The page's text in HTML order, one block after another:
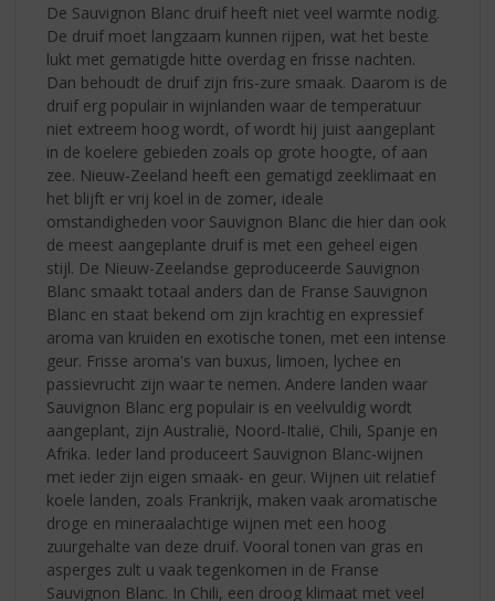
De Sauvignon Blanc druif heeft niet veel warmte nodig.
De druif moet langzaam kunnen rijpen, wat het beste
lukt met gematigde hitte overdag en frisse nachten.
Dan behoudt de druif zijn fris-zure smaak. Daarom is de
druif erg populair in wijnlanden waar de temperatuur
niet extreem hoog wordt, of wordt hij juist aangeplant
in de koelere gebieden zoals op grote hoogte, of aan
zee. Nieuw-Zeeland heeft een gematigd zeeklimaat en
het blijft er vrij koel in de zomer, ideale
omstandigheden voor Sauvignon Blanc die hier dan ook
de meest aangeplante druif is met een geheel eigen
stijl. De Nieuw-Zeelandse geproduceerde Sauvignon
Blanc smaakt totaal anders dan de Franse Sauvignon
Blanc en staat bekend om zijn krachtig en expressief
aroma van kruiden en exotische tonen, met een intense
geur. Frisse aroma's van buxus, limoen, lychee en
passievrucht zijn waar te nemen. Andere landen waar
Sauvignon Blanc erg populair is en veelvuldig wordt
aangeplant, zijn Australië, Noord-Italië, Chili, Spanje en
Afrika. Ieder land produceert Sauvignon Blanc-wijnen
met ieder zijn eigen smaak- en geur. Wijnen uit relatief
koele landen, zoals Frankrijk, maken vaak aromatische
droge en mineraalachtige wijnen met een hoog
zuurgehalte van deze druif. Vooral tonen van gras en
asperges zult u vaak tegenkomen in de Franse
Sauvignon Blanc. In Chili, een droog klimaat met veel